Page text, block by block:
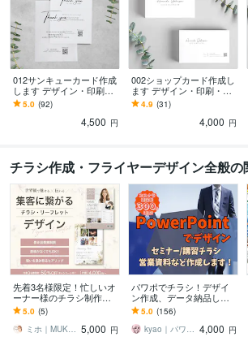
012サンキューカード作成
します デザイン・印刷・
配送まで致します。
5.0 (92)
4,500 円
002ショップカード作成し
ます デザイン・印刷・配
送まで致します。
4.9 (31)
4,000 円
チラシ作成・フライヤーデザイン全般の
先着3名様限定！忙しいオ
ーナー様のチラシ制作し
ます 箇条書きのメモから
でもOK◎世界観を大切に
したチラシデザイン
5.0 (5)
ミホ｜MUKU_DESIGN 5,000 円
パワポでチラシ！デザイ
ン作成、データ納品しま
す セミナーやイベント、
案内状をPowerPointで格
安作成
5.0 (156)
kyao｜パワポ＋Canvaデザイナー 4,000 円